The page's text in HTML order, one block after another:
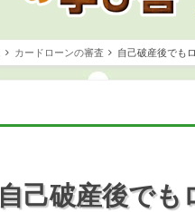
カードローンの審査 自己破産後でも
自己破産後で